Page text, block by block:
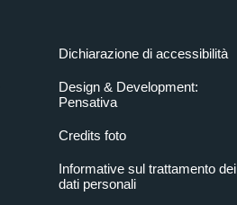
Dichiarazione di accessibilità
Design & Development:
Pensativa
Credits foto
Informative sul trattamento dei
dati personali